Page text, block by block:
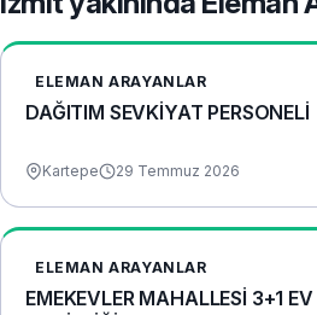
ELEMAN ARAYANLAR
DAĞITIM SEVKİYAT PERSONELİ
Kartepe 29 Temmuz 2026
ELEMAN ARAYANLAR
EMEKEVLER MAHALLESİ 3+1 EV